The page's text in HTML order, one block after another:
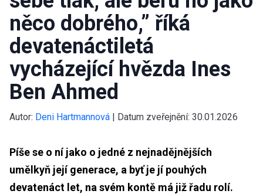
něco dobrého,” říká
devatenáctiletá
vycházející hvězda Ines
Ben Ahmed
Autor: Deni Hartmannová | Datum zveřejnění: 30.01.2026
Píše se o ní jako o jedné z nejnadějnějších
umělkyň její generace, a byť je jí pouhých
devatenáct let, na svém kontě má již řadu rolí.